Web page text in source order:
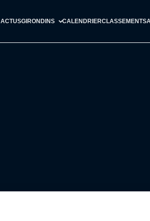
ACTUSGIRONDINS CALENDRIERCLASSEMENT